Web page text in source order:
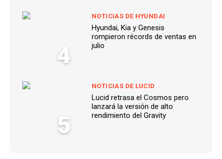
4
NOTICIAS DE HYUNDAI
Hyundai, Kia y Genesis
rompieron récords de ventas en
julio
5
NOTICIAS DE LUCID
Lucid retrasa el Cosmos pero
lanzará la versión de alto
rendimiento del Gravity